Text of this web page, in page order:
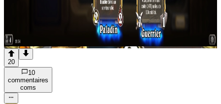
20
10
commentaires
coms